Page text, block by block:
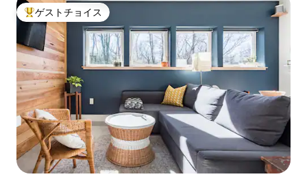
大好評のゲストチョイスです。
ゲストチョイス